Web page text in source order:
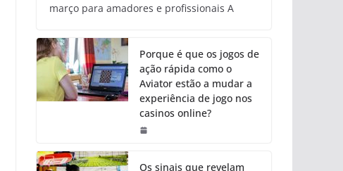
março para amadores e profissionais A
Porque é que os jogos de
ação rápida como o
Aviator estão a mudar a
experiência de jogo nos
casinos online?
Os sinais que revelam